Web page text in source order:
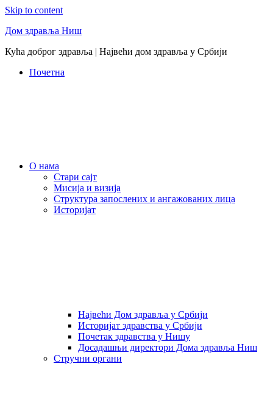
Skip to content
Дом здравља Ниш
Кућа доброг здравља | Највећи дом здравља у Србији
Почетна
О нама
Стари сајт
Мисија и визија
Структура запослених и ангажованих лица
Историјат
Највећи Дом здравља у Србији
Историјат здравства у Србији
Почетак здравства у Нишу
Досадашњи директори Дома здравља Ниш
Стручни органи